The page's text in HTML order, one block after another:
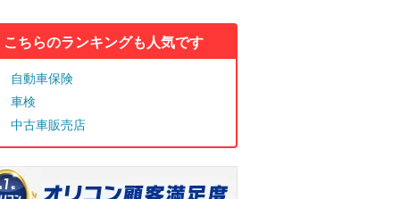
こちらのランキングも人気です
自動車保険
車検
中古車販売店